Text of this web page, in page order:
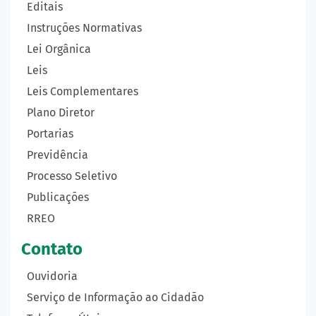
Editais
Instruções Normativas
Lei Orgânica
Leis
Leis Complementares
Plano Diretor
Portarias
Previdência
Processo Seletivo
Publicações
RREO
Contato
Ouvidoria
Serviço de Informação ao Cidadão